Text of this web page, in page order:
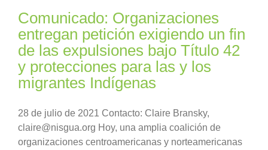
Comunicado: Organizaciones
entregan petición exigiendo un fin
de las expulsiones bajo Título 42
y protecciones para las y los
migrantes Indígenas
28 de julio de 2021 Contacto: Claire Bransky,
claire@nisgua.org Hoy, una amplia coalición de
organizaciones centroamericanas y norteamericanas